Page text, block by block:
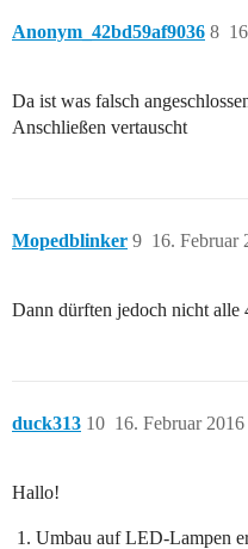
Anonym_42bd59af9036 8
Da ist was falsch
Anschließen vertauscht
Mopedblinker 16. Februar
9
Dann dürften jedoch nicht alle
duck313 16. Februar
10
Hallo!
Umbau auf LED-Lampen